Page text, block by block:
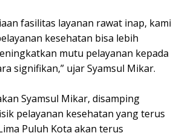
fasilitas layanan rawat inap, kami
kesehatan bisa lebih
mutu pelayanan kepada
signifikan,” ujar Syamsul Mikar.
Syamsul Mikar, disamping
pelayanan kesehatan yang terus
Puluh Kota akan terus